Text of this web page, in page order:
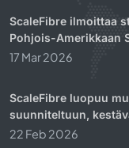
ScaleFibre ilmoittaa
Pohjois-Amerikkaan
17 Mar 2026
ScaleFibre luopuu
suunniteltuun,
22 Feb 2026